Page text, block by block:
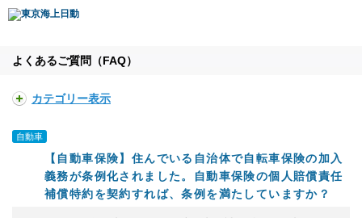
よくあるご質問（FAQ）
カテゴリー表示
自動車
【自動車保険】住んでいる自治体で自転車保険の加入
義務が条例化されました。自動車保険の個人賠償責任
補償特約を契約すれば、条例を満たしていますか？